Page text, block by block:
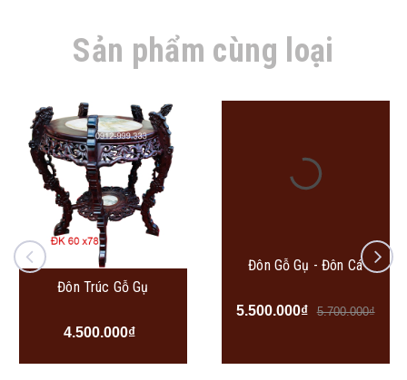
Sản phẩm cùng loại
Đôn Trúc Gỗ Gụ
4.500.000₫
Đôn Gỗ Gụ - Đôn Cá
5.500.000₫ 5.700.000₫